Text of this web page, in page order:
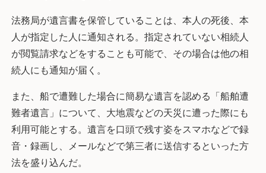
法務局が遺言書を保管していることは、本人の死後、本
人が指定した人に通知される。指定されていない相続人
が閲覧請求などをすることも可能で、その場合は他の相
続人にも通知が届く。
また、船で遭難した場合に簡易な遺言を認める「船舶遭
難者遺言」について、大地震などの天災に遭った際にも
利用可能とする。遺言を口頭で残す姿をスマホなどで録
音・録画し、メールなどで第三者に送信するといった方
法を盛り込んだ。